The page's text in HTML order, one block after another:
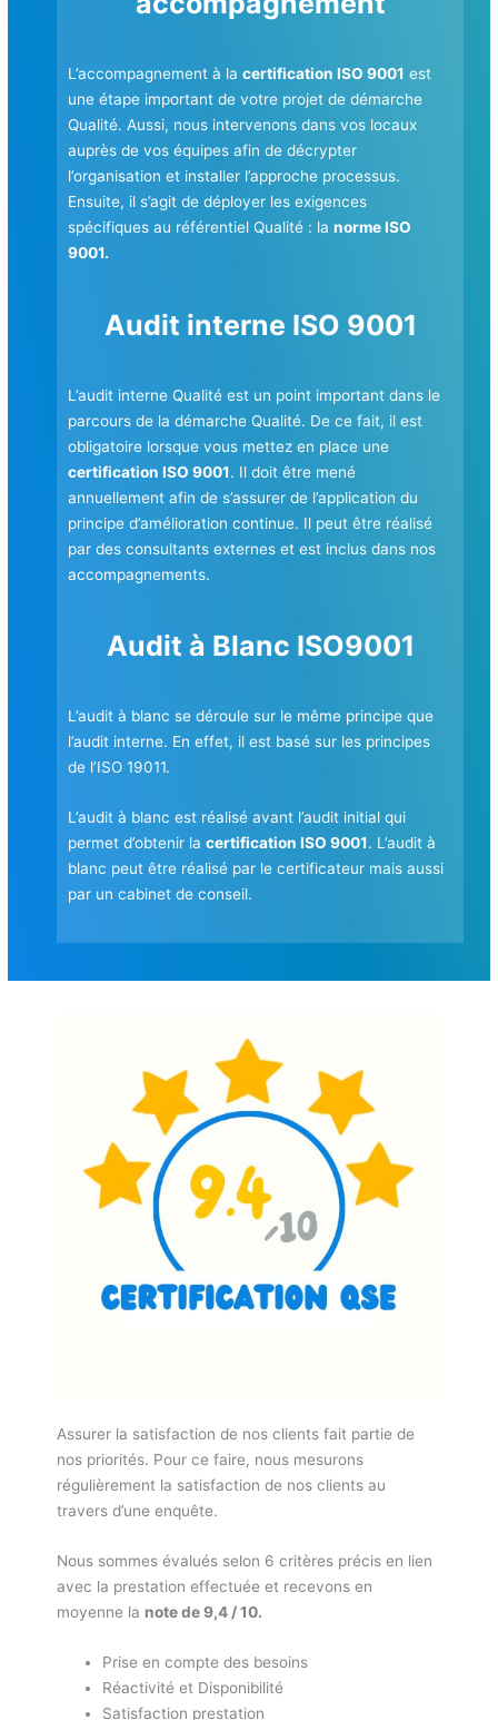
L’accompagnement à lacertification ISO 9001 est
une étape important de votre projet de démarche
Qualité. Aussi, nous intervenons dans vos locaux
auprès de vos équipes afin de décrypter
l’organisation et installer l’approche processus.
Ensuite, il s’agit de déployer les exigences
spécifiques au référentiel Qualité : lanorme ISO
9001.
Audit interne ISO 9001
L’audit interne Qualité est un point important dans le
parcours de la démarche Qualité. De ce fait, il est
obligatoire lorsque vous mettez en place une
certification ISO 9001. Il doit être mené
annuellement afin de s’assurer de l’application du
principe d’amélioration continue. Il peut être réalisé
par des consultants externes et est inclus dans nos
accompagnements.
Audit à Blanc ISO9001
L’audit à blanc se déroule sur le même principe que
l’audit interne. En effet, il est basé sur les principes
de l’ISO 19011.
L’audit à blanc est réalisé avant l’audit initial qui
permet d’obtenir lacertification ISO 9001. L’audit à
blanc peut être réalisé par le certificateur mais aussi
par un cabinet de conseil.
Assurer la satisfaction de nos clients fait partie de
nos priorités. Pour ce faire, nous mesurons
régulièrement la satisfaction de nos clients au
travers d’une enquête.
Nous sommes évalués selon 6 critères précis en lien
avec la prestation effectuée et recevons en
moyenne la note de 9,4 / 10.
Prise en compte des besoins
Réactivité et Disponibilité
Satisfaction prestation